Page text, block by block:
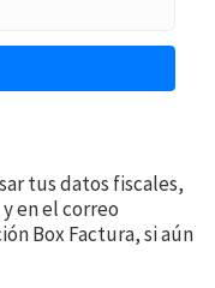
tus datos fiscales,
en el correo
Box Factura, si aún